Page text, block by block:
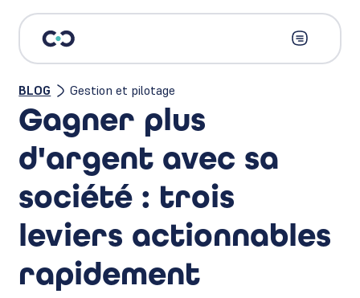
BLOG Gestion et pilotage
Gagner plus
d'argent avec sa
société : trois
leviers actionnables
rapidement